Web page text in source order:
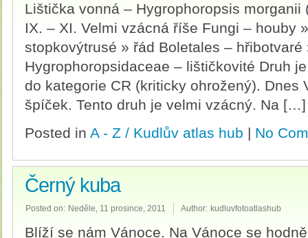
Lištička vonná – Hygrophoropsis morganii
IX. – XI. Velmi vzácná říše Fungi – houby
stopkovýtrusé » řád Boletales – hřibotvaré
Hygrophoropsidaceae – lištičkovité Druh
do kategorie CR (kriticky ohrožený). Dnes
špíček. Tento druh je velmi vzácný. Na […]
Posted in A - Z / Kudlův atlas hub | No
Černý kuba
Posted on: Neděle, 11 prosince, 2011 Author: kudluvfotoatlashub
Blíží se nám Vánoce. Na Vánoce se